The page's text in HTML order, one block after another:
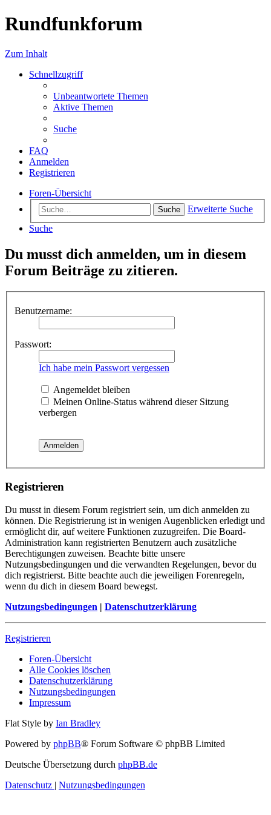
Rundfunkforum
Zum Inhalt
Schnellzugriff
Unbeantwortete Themen
Aktive Themen
Suche
FAQ
Anmelden
Registrieren
Foren-Übersicht
Suche
Erweiterte Suche
Suche
Du musst dich anmelden, um in diesem
Forum Beiträge zu zitieren.
Benutzername:
Passwort:
Ich habe mein Passwort vergessen
Angemeldet bleiben
Meinen Online-Status während dieser Sitzung
verbergen
Registrieren
Du musst in diesem Forum registriert sein, um dich anmelden zu
können. Die Registrierung ist in wenigen Augenblicken erledigt und
ermöglicht dir, auf weitere Funktionen zuzugreifen. Die Board-
Administration kann registrierten Benutzern auch zusätzliche
Berechtigungen zuweisen. Beachte bitte unsere
Nutzungsbedingungen und die verwandten Regelungen, bevor du
dich registrierst. Bitte beachte auch die jeweiligen Forenregeln,
wenn du dich in diesem Board bewegst.
Nutzungsbedingungen | Datenschutzerklärung
Registrieren
Foren-Übersicht
Alle Cookies löschen
Datenschutzerklärung
Nutzungsbedingungen
Impressum
Flat Style by Ian Bradley
Powered by phpBB® Forum Software © phpBB Limited
Deutsche Übersetzung durch phpBB.de
Datenschutz | Nutzungsbedingungen